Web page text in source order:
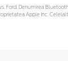
Ford. Denumirea
Apple Inc.